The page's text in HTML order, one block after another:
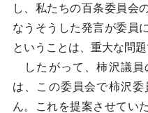
し、私たちの百条委員会
なうそうした発言が委員
ということは、重大な問題
したがって、柿沢議員
は、この委員会で柿沢
ん。これを提案させてい